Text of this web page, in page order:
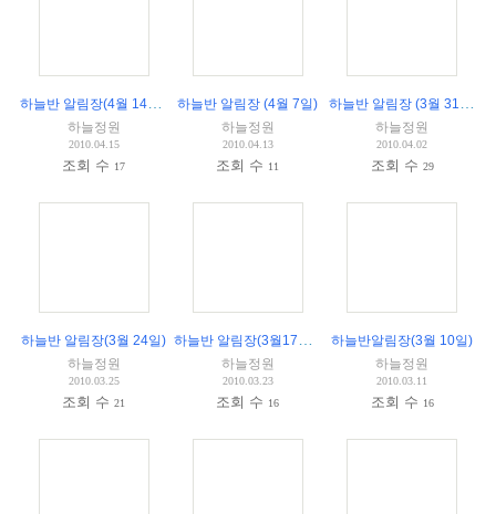
2)
하늘정원
2010.04.15
조회 수 17
하늘반 알림장 (4월 7일)
하늘정원
2010.04.13
조회 수 11
하늘정원
2010.04.02
조회 수 29
하늘반 알림장(3월 24일)
하늘정원
2010.03.25
조회 수21
2)
하늘정원
2010.03.23
조회 수 16
하늘반알림장(3월 10일)
하늘정원
2010.03.11
조회 수 16